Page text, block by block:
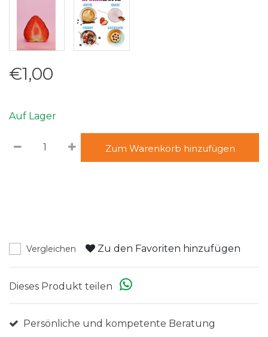
€1,00
Auf Lager
Zum Warenkorb hinzufügen
Vergleichen Zu den Favoriten hinzufügen
Dieses Produkt teilen
Persönliche und kompetente Beratung